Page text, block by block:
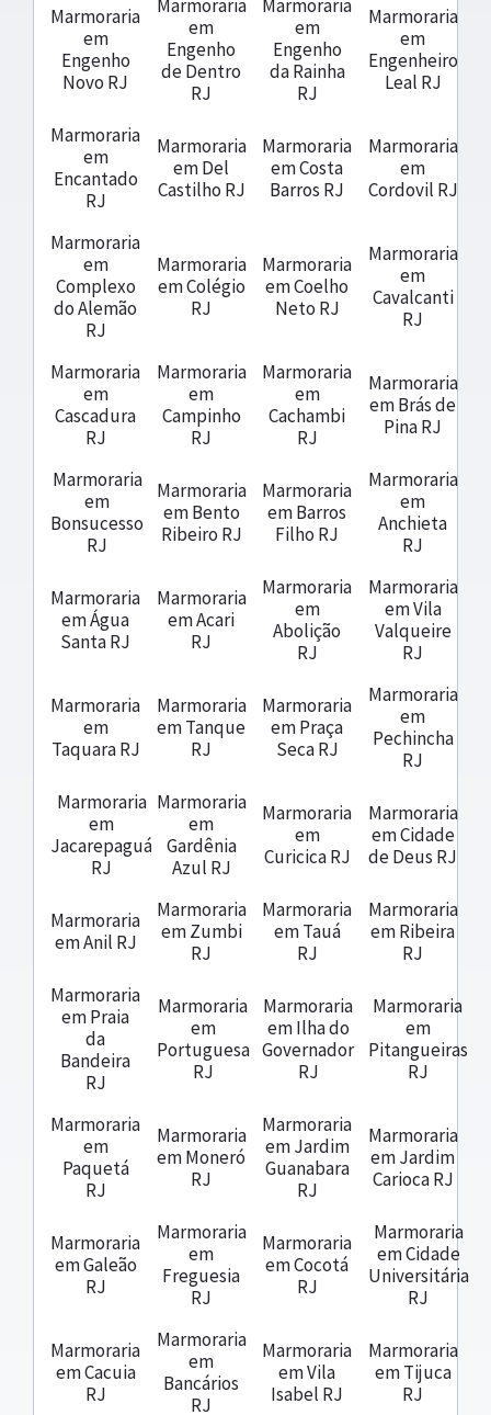
Marmoraria
em
Engenho
Novo RJ
Marmoraria
em
Engenho
de Dentro
RJ
Marmoraria
em
Engenho
da Rainha
RJ
Marmoraria
em
Engenheiro
Leal RJ
Marmoraria
em
Encantado
RJ
Marmoraria
em Del
Castilho RJ
Marmoraria
em Costa
Barros RJ
Marmoraria
em
Cordovil RJ
Marmoraria
em
Complexo
do Alemão
RJ
Marmoraria
em Colégio
RJ
Marmoraria
em Coelho
Neto RJ
Marmoraria
em
Cavalcanti
RJ
Marmoraria
em
Cascadura
RJ
Marmoraria
em
Campinho
RJ
Marmoraria
em
Cachambi
RJ
Marmoraria
em Brás de
Pina RJ
Marmoraria
em
Bonsucesso
RJ
Marmoraria
em Bento
Ribeiro RJ
Marmoraria
em Barros
Filho RJ
Marmoraria
em
Anchieta
RJ
Marmoraria
em Água
Santa RJ
Marmoraria
em Acari
RJ
Marmoraria
em
Abolição
RJ
Marmoraria
em Vila
Valqueire
RJ
Marmoraria
em
Taquara RJ
Marmoraria
em Tanque
RJ
Marmoraria
em Praça
Seca RJ
Marmoraria
em
Pechincha
RJ
Marmoraria
em
Jacarepaguá
RJ
Marmoraria
em
Gardênia
Azul RJ
Marmoraria
em
Curicica RJ
Marmoraria
em Cidade
de Deus RJ
Marmoraria
em Anil RJ
Marmoraria
em Zumbi
RJ
Marmoraria
em Tauá
RJ
Marmoraria
em Ribeira
RJ
Marmoraria
em Praia
da
Bandeira
RJ
Marmoraria
em
Portuguesa
RJ
Marmoraria
em Ilha do
Governador
RJ
Marmoraria
em
Pitangueiras
RJ
Marmoraria
em
Paquetá
RJ
Marmoraria
em Moneró
RJ
Marmoraria
em Jardim
Guanabara
RJ
Marmoraria
em Jardim
Carioca RJ
Marmoraria
em Galeão
RJ
Marmoraria
em
Freguesia
RJ
Marmoraria
em Cocotá
RJ
Marmoraria
em Cidade
Universitária
RJ
Marmoraria
em Cacuia
RJ
Marmoraria
em
Bancários
RJ
Marmoraria
em Vila
Isabel RJ
Marmoraria
em Tijuca
RJ